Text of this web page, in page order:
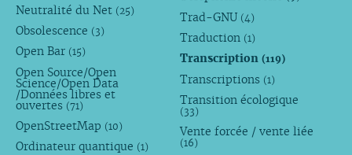
Neutralité du Net (25)
Obsolescence (3)
Open Bar (15)
Open Source/Open
Science/Open Data
/Données libres et
ouvertes (71)
OpenStreetMap (10)
Ordinateur quantique (1)
Trad-GNU (4)
Traduction (1)
Transcription(119)
Transcriptions (1)
Transition écologique
(33)
Vente forcée / vente liée
(16)